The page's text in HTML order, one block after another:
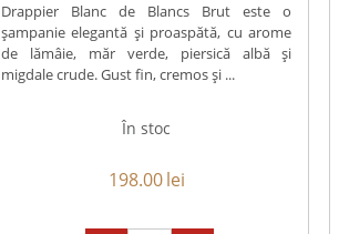
Drappier Blanc de Blancs Brut este o
șampanie elegantă și proaspătă, cu arome
de lămâie, măr verde, piersică albă și
migdale crude. Gust fin, cremos și ...
În stoc
198.00lei